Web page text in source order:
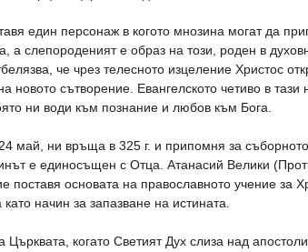
един персонаж в когото мнозина могат да
а слепороденият е образ на този, роден в
че чрез телесното изцеление Христос
сътворение. Евангелското четиво в тази
ни води към познание и любов към Бога.
май, ни връща в 325 г. и припомня за
е единосъщен с Отца. Атанасий Велики
поставя основата на православното учение за
като начин за запазване на истината.
когато Светият Дух слиза над